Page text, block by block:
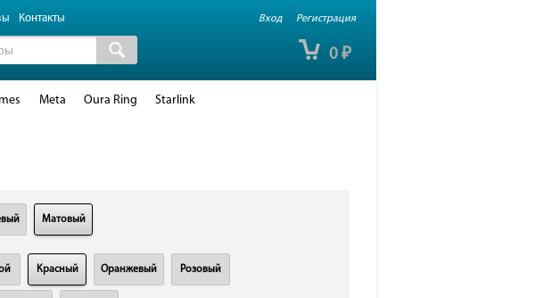
Вход Регистрация
Контакты
0 ₽
Meta Oura Ring Starlink
Матовый
Красный Оранжевый Розовый